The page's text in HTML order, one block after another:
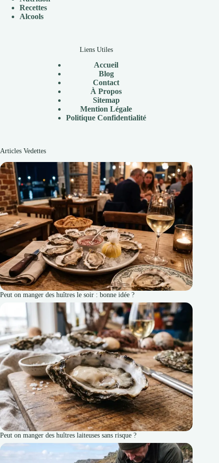
Recettes
Alcools
Liens Utiles
Accueil
Blog
Contact
À Propos
Sitemap
Mention Légale
Politique Confidentialité
Articles Vedettes
Peut on manger des huîtres le soir : bonne idée ?
Peut on manger des huîtres laiteuses sans risque ?